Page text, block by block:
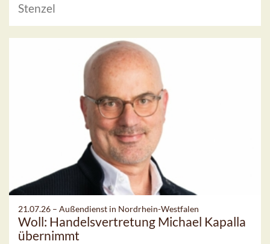
Stenzel
21.07.26 – Außendienst in Nordrhein-Westfalen
Woll: Handelsvertretung Michael Kapalla
übernimmt